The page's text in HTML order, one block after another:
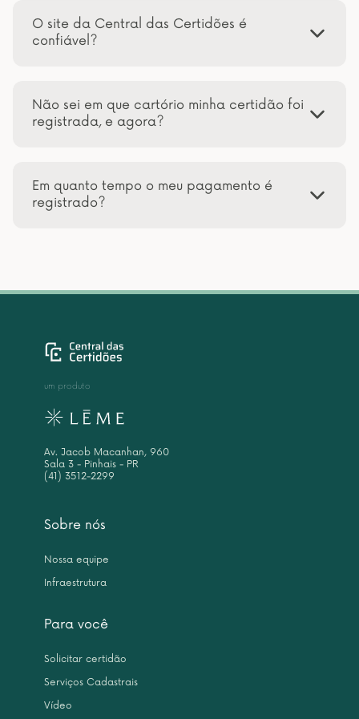
O site da Central das Certidões é
confiável?
Não sei em que cartório minha certidão foi
registrada, e agora?
Em quanto tempo o meu pagamento é
registrado?
Sobre nós
Nossa equipe
Infraestrutura
Para você
Solicitar certidão
Serviços Cadastrais
Vídeo
um produto
Av. Jacob Macanhan, 960
Sala 3 - Pinhais - PR
(41) 3512-2299